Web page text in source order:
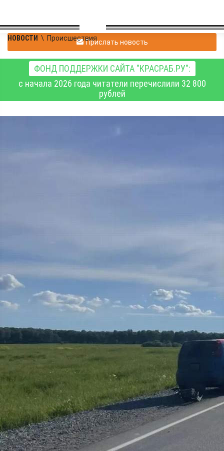
НОВОСТИ \ ПроисшествияПрислать новость
ФОНД ПОДДЕРЖКИ САЙТА "КРАСРАБ.РУ":
с начала 2026 года читатели перечислили 32 800
рублей
В Черепановском
районе Новосибирской
области в ДТП погиб